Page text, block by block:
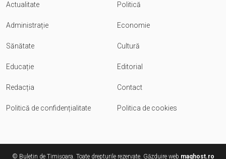
Actualitate Politică
Administrație Economie
Sănătate Cultură
Educație Editorial
Redacția Contact
Politică de confidențialitate Politica de cookies
© Buletin de Timișoara. Toate drepturile rezervate. Găzduire web maghost.ro